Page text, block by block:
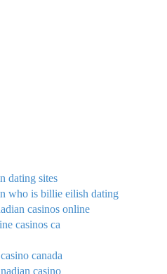
dating sites
who is billie eilish dating
casinos online
casinos ca
canada
casino